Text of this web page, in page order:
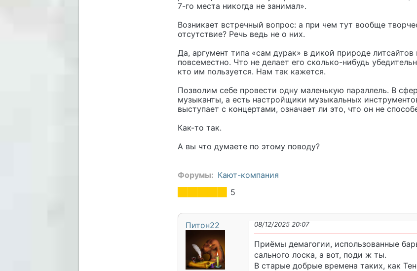
7-го места никогда не занимал».
Возникает встречный вопрос: а при чем тут вообще
отсутствие? Речь ведь не о них.
Да, аргумент типа «сам дурак» в дикой природе литсайтов
повсеместно. Что не делает его сколько-нибудь
кто им пользуется. Нам так кажется.
Позволим себе провести одну маленькую параллель. В
музыканты, а есть настройщики музыкальных
выступает с концертами, означает ли это, что он не
Как-то так.
А вы что думаете по этому поводу?
Форумы Кают-компания
5
Питон22 08/12/2025 20:07
Приёмы демагогии, использованные
сального лоска, а вот, поди ж ты.
В старые добрые времена таких, как